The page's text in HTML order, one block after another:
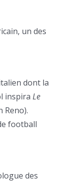
un des
dont la
inspira Le
Reno).
football
des